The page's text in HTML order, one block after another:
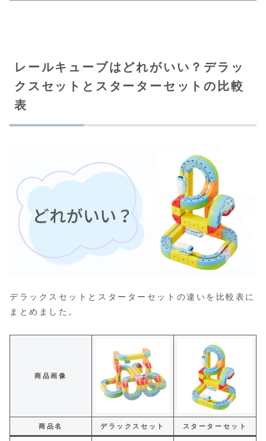
レールキューブはどれがいい？デラッ
クスセットとスターターセットの比較
表
デラックスセットとスターターセットの違いを比較表に
まとめました。
商品画像
商品名 デラックスセット スターターセット